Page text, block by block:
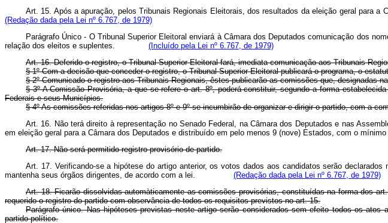
Art. 15. Após a apuração, pelos Tribunais Regionais Eleitorais, dos resultados da eleição geral
(Redação dada pela Lei nº 6.767, de 1979)
Parágrafo Único - O Tribunal Superior Eleitoral enviará à Câmara dos Deputados comunicação dos
relação dos eleitos e suplentes. (Incluído pela Lei nº 6.767, de 1979)
Art. 16. Deferido o registro, o Tribunal Superior Eleitoral fará, imediata comunicação aos Tribunais
§ 1º Com a decisão que conceder o registro, o Tribunal Superior Eleitoral publicará o programa, o
§ 2º Comunicado o registro aos Tribunais Regionais, êstes publicarão as comissões que, designadas
§ 3º A Comissão Provisória, a que se refere o art. 8º, poderá constituir, segundo a forma
Federais e seus Municípios.
§ 4º As comissões referidas nos artigos 8º e 9º se incumbirão de organizar e dirigir o partido, com a
Art. 16. Não terá direito à representação no Senado Federal, na Câmara dos Deputados e nas
em eleição geral para a Câmara dos Deputados e distribuído em pelo menos 9 (nove) Estados, com o
Art. 17. Não será permitido registro provisório de partido.
Art. 17. Verificando-se a hipótese do artigo anterior, os votos dados aos candidatos serão
mantenha seus órgãos dirigentes, de acordo com a lei. (Redação dada pela Lei nº 6.767, de 1979)
Art. 18. Ficarão dissolvidas automàticamente as comissões provisórias, constituídas na forma dos
requerido o registro do partido com observância de todos os requisitos previstos no art. 15.
Parágrafo único. Nas hipóteses previstas neste artigo serão considerados sem efeito todos os
partido político.